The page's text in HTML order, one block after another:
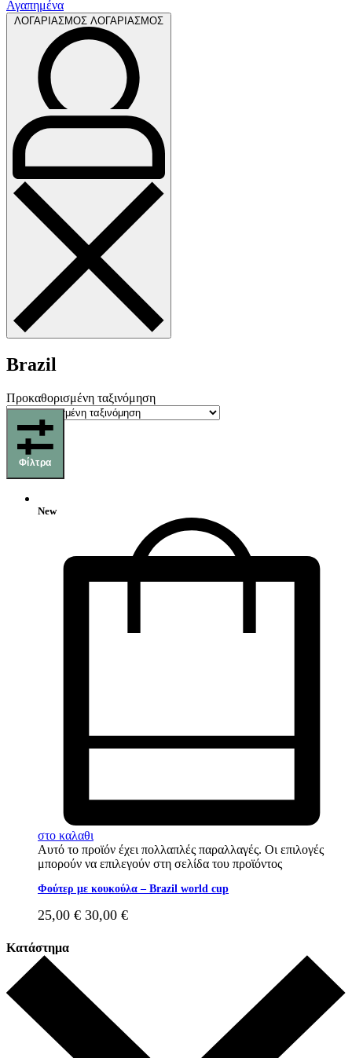
Αγαπημένα
ΛΟΓΑΡΙΑΣΜΟΣ ΛΟΓΑΡΙΑΣΜΟΣ
Brazil
Προκαθορισμένη ταξινόμηση
Φίλτρα
New
στο καλαθι
Αυτό το προϊόν έχει πολλαπλές παραλλαγές. Οι επιλογές
μπορούν να επιλεγούν στη σελίδα του προϊόντος
Φούτερ με κουκούλα – Brazil world cup
25,00 € 30,00 €
Κατάστημα